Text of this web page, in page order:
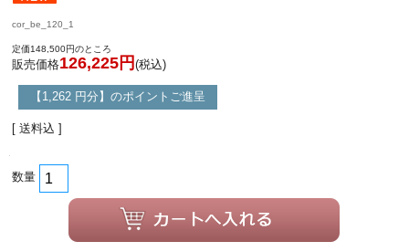
cor_be_120_1
定価148,500円のところ
販売価格126,225円 (税込)
【1,262 円分】のポイントご進呈
[ 送料込 ]
数量